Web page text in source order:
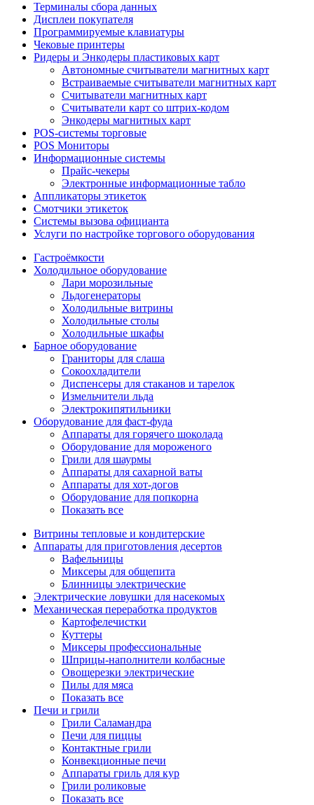
Терминалы сбора данных
Дисплеи покупателя
Программируемые клавиатуры
Чековые принтеры
Ридеры и Энкодеры пластиковых карт
Автономные считыватели магнитных карт
Встраиваемые считыватели магнитных карт
Считыватели магнитных карт
Считыватели карт со штрих-кодом
Энкодеры магнитных карт
POS-системы торговые
POS Мониторы
Информационные системы
Прайс-чекеры
Электронные информационные табло
Аппликаторы этикеток
Смотчики этикеток
Системы вызова официанта
Услуги по настройке торгового оборудования
Гастроёмкости
Холодильное оборудование
Лари морозильные
Льдогенераторы
Холодильные витрины
Холодильные столы
Холодильные шкафы
Барное оборудование
Граниторы для слаша
Сокоохладители
Диспенсеры для стаканов и тарелок
Измельчители льда
Электрокипятильники
Оборудование для фаст-фуда
Аппараты для горячего шоколада
Оборудование для мороженого
Грили для шаурмы
Аппараты для сахарной ваты
Аппараты для хот-догов
Оборудование для попкорна
Показать все
Витрины тепловые и кондитерские
Аппараты для приготовления десертов
Вафельницы
Миксеры для общепита
Блинницы электрические
Электрические ловушки для насекомых
Механическая переработка продуктов
Картофелечистки
Куттеры
Миксеры профессиональные
Шприцы-наполнители колбасные
Овощерезки электрические
Пилы для мяса
Показать все
Печи и грили
Грили Саламандра
Печи для пиццы
Контактные грили
Конвекционные печи
Аппараты гриль для кур
Грили роликовые
Показать все